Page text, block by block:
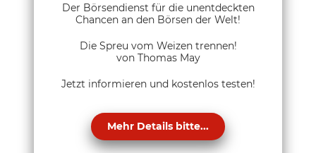
Der Börsendienst für die unentdeckten
Chancen an den Börsen der Welt!
Die Spreu vom Weizen trennen!
von Thomas May
Jetzt informieren und kostenlos testen!
Mehr Details bitte...